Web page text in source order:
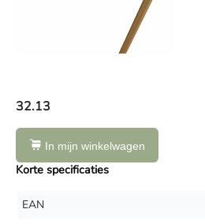
32.13
In mijn winkelwagen
Korte specificaties
EAN